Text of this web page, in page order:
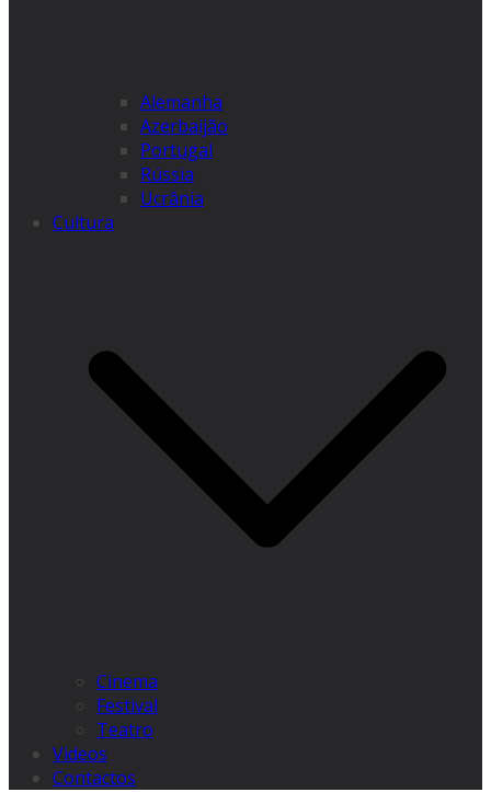
Alemanha
Azerbaijão
Portugal
Rússia
Ucrânia
Cultura
Cinema
Festival
Teatro
Videos
Contactos